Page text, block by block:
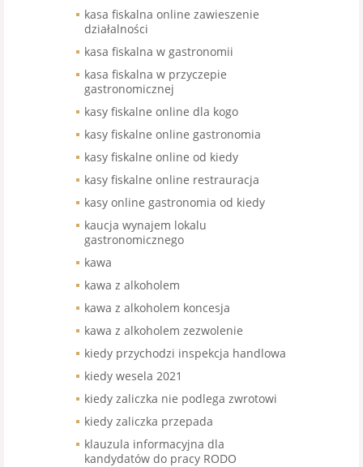
kasa fiskalna online zawieszenie
działalności
kasa fiskalna w gastronomii
kasa fiskalna w przyczepie
gastronomicznej
kasy fiskalne online dla kogo
kasy fiskalne online gastronomia
kasy fiskalne online od kiedy
kasy fiskalne online restrauracja
kasy online gastronomia od kiedy
kaucja wynajem lokalu
gastronomicznego
kawa
kawa z alkoholem
kawa z alkoholem koncesja
kawa z alkoholem zezwolenie
kiedy przychodzi inspekcja handlowa
kiedy wesela 2021
kiedy zaliczka nie podlega zwrotowi
kiedy zaliczka przepada
klauzula informacyjna dla
kandydatów do pracy RODO